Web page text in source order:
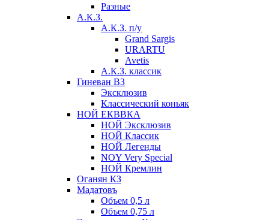
Разные
А.К.З.
А.К.З. п/у
Grand Sargis
URARTU
Avetis
А.К.З. классик
Гиневан ВЗ
Эксклюзив
Классический коньяк
НОЙ ЕКВВКА
НОЙ Эксклюзив
НОЙ Классик
НОЙ Легенды
NOY Very Speсial
НОЙ Кремлин
Оганян КЗ
Мадатовъ
Объем 0,5 л
Объем 0,75 л